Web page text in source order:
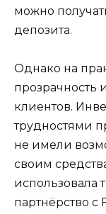
можно
депозита.
Однако на
прозрачность
клиентов.
трудностями
не имели
своим
использовала
партнёрство с